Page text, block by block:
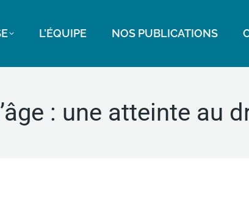
L’ÉQUIPE NOS PUBLICATIONS
: une atteinte au